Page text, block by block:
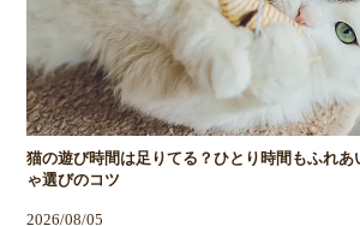
猫の遊び時間は足りてる？ひとり時間もふれあ
ゃ選びのコツ
2026/08/05